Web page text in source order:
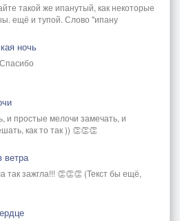
такой же ипанутый, как некоторые
ещё и тупой. Слово "ипану
ночь
и простые мелочи замечать, и
как то так )) 👏👏👏
ветра
так зажгла!!! 👏👏👏 (Текст бы ещё,